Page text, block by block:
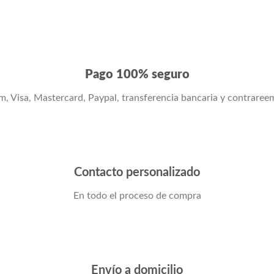
Pago 100% seguro
Visa, Mastercard, Paypal, transferencia bancaria y
Contacto personalizado
En todo el proceso de compra
Envío a domicilio